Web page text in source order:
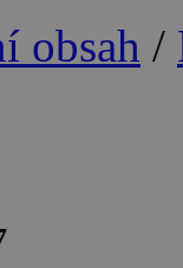
obsah /